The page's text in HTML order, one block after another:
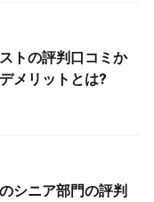
トの評判口コミか
メリットとは?
シニア部門の評判